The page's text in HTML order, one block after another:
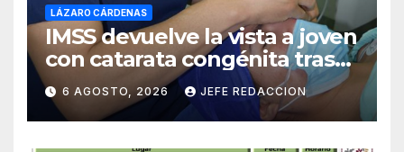
LÁZARO CÁRDENAS
IMSS devuelve la vista a joven
con catarata congénita tras
23 años de limitación visual
6 AGOSTO, 2026 JEFE REDACCION